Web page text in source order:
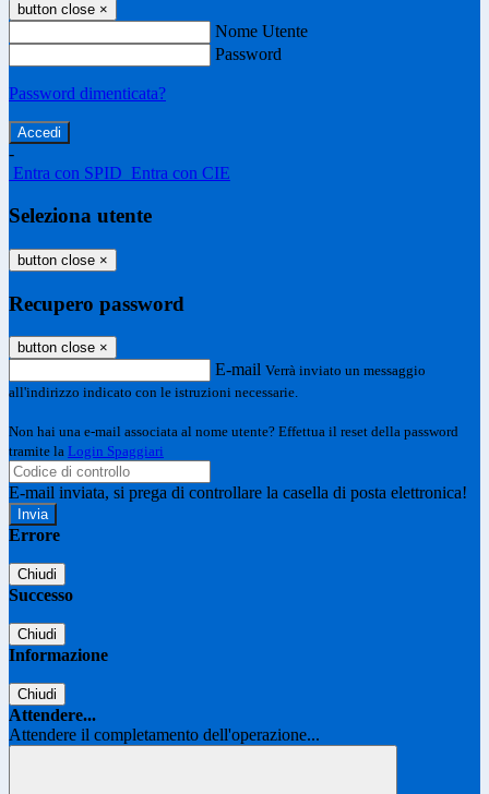
button close ×
Nome Utente
Password
Password dimenticata?
-
Entra con SPID Entra con CIE
Seleziona utente
button close ×
Recupero password
button close ×
E-mail Verrà inviato un messaggio
all'indirizzo indicato con le istruzioni necessarie.
Non hai una e-mail associata al nome utente? Effettua il reset della password
tramite la Login Spaggiari
E-mail inviata, si prega di controllare la casella di posta elettronica!
Errore
Chiudi
Successo
Chiudi
Informazione
Chiudi
Attendere...
Attendere il completamento dell'operazione...